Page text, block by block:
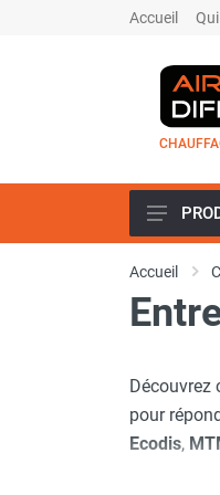
Accueil
Climatiseur
Accueil
Découvrez
pour
Ecodis,